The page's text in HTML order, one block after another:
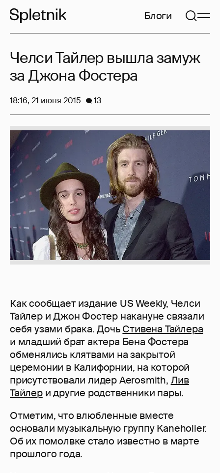
Блоги
Как сообщает издание US Weekly, Челси
Тайлер и Джон Фостер накануне связали
себя узами брака. ДочьСтивена Тайлера
и младший брат актера Бена Фостера
обменялись клятвами на закрытой
церемонии в Калифорнии, на которой
присутствовали лидер Aerosmith, Лив
Тайлери другие родственники пары.
Отметим, что влюбленные вместе
основали музыкальную группу Kaneholler.
Об их помолвке стало известно в марте
прошлого года.
Челси Тайлер вышла замуж
за Джона Фостера
18:16, 21 июня 2015 13